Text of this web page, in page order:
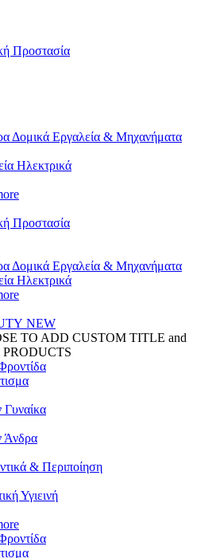
Προστασία
Δομικά Εργαλεία & Μηχανήματα
Ηλεκτρικά
Προστασία
Δομικά Εργαλεία & Μηχανήματα
Ηλεκτρικά
NEW
TO ADD CUSTOM TITLE and
Γυναίκα
Άνδρα
& Περιποίηση
Υγιεινή